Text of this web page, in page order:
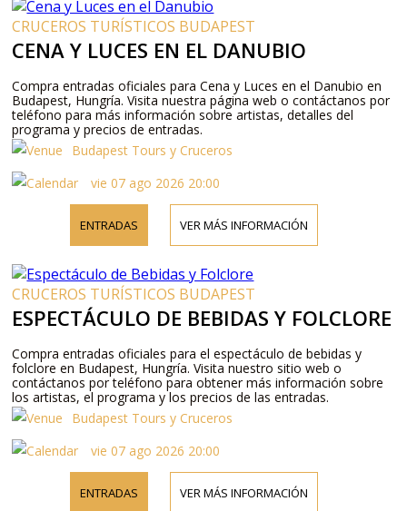
CRUCEROS TURÍSTICOS BUDAPEST
CENA Y LUCES EN EL DANUBIO
Compra entradas oficiales para Cena y Luces en el Danubio en
Budapest, Hungría. Visita nuestra página web o contáctanos por
teléfono para más información sobre artistas, detalles del
programa y precios de entradas.
Budapest Tours y Cruceros
vie 07 ago 2026 20:00
ENTRADAS VER MÁS INFORMACIÓN
CRUCEROS TURÍSTICOS BUDAPEST
ESPECTÁCULO DE BEBIDAS Y FOLCLORE
Compra entradas oficiales para el espectáculo de bebidas y
folclore en Budapest, Hungría. Visita nuestro sitio web o
contáctanos por teléfono para obtener más información sobre
los artistas, el programa y los precios de las entradas.
Budapest Tours y Cruceros
vie 07 ago 2026 20:00
ENTRADAS VER MÁS INFORMACIÓN